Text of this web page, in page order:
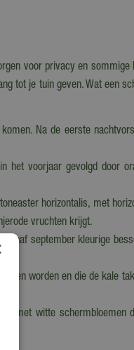
voor privacy en sommige
tot je tuin geven. Wat een
Na de eerste
het voorjaar gevolgd door
horizontalis, met
vruchten krijgt.
september kleurige
worden en die de kale
met witte schermbloemen